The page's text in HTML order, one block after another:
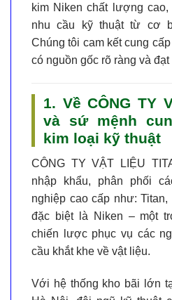
kim Niken chất lượng
nhu cầu kỹ thuật từ cơ
Chúng tôi cam kết cung
có nguồn gốc rõ ràng và
1. Về CÔNG TY
và sứ mệnh
kim loại kỹ thuật
CÔNG TY VẬT LIỆU
nhập khẩu, phân phối
nghiệp cao cấp như:
đặc biệt là
Niken – một
chiến lược phục vụ các
cầu khắt khe về vật liệu.
Với hệ thống kho bãi lớn